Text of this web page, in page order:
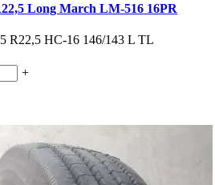
Long March LM-516 16PR
R22,5 НС-16 146/143 L TL
+